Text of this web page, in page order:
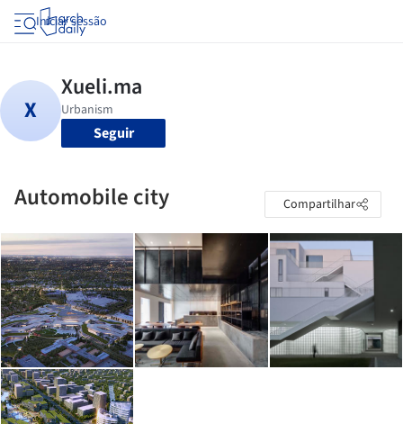
Iniciar sessão
Seguir
Automobile city Compartilhar